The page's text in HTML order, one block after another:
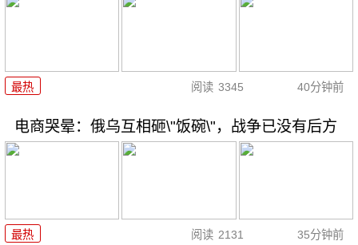
最热 阅读 3345 40分钟前
电商哭晕：俄乌互相砸\"饭碗\"，战争已没有后方
最热 阅读 2131 35分钟前